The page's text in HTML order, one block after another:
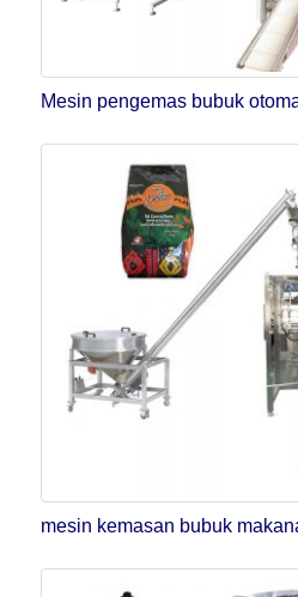
Mesin pengemas bubuk
mesin kemasan bubuk